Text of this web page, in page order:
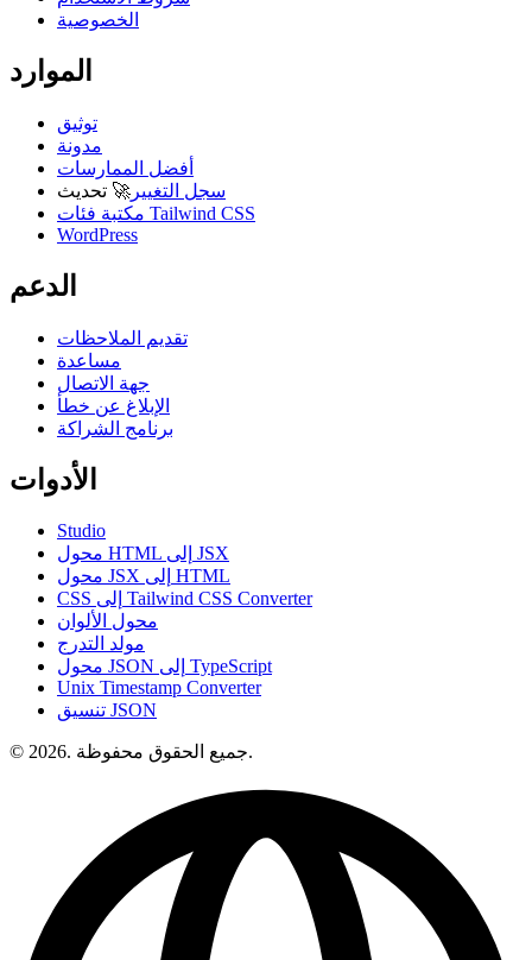
الخصوصية
الموارد
توثيق
مدونة
أفضل الممارسات
سجل التغيير 🚀 تحديث
مكتبة فئات Tailwind CSS
WordPress
الدعم
تقديم الملاحظات
مساعدة
جهة الاتصال
الإبلاغ عن خطأ
برنامج الشراكة
الأدوات
Studio
محول HTML إلى JSX
محول JSX إلى HTML
CSS إلى Tailwind CSS Converter
محول الألوان
مولد التدرج
محول JSON إلى TypeScript
Unix Timestamp Converter
تنسيق JSON
© 2026. جميع الحقوق محفوظة.